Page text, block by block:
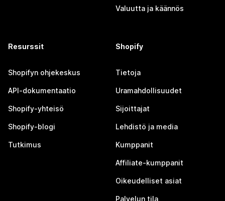
Valuutta ja käännös
Resurssit
Shopifyn ohjekeskus
API-dokumentaatio
Shopify-yhteisö
Shopify-blogi
Tutkimus
Shopify
Tietoja
Uramahdollisuudet
Sijoittajat
Lehdistö ja media
Kumppanit
Affiliate-kumppanit
Oikeudelliset asiat
Palvelun tila